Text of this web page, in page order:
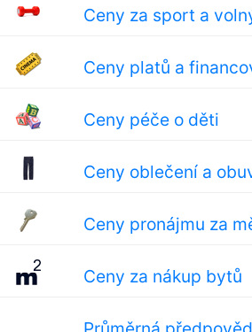
Ceny za sport a
Ceny platů a
Ceny péče o děti
Ceny oblečení a
Ceny pronájmu za
Ceny za nákup bytů